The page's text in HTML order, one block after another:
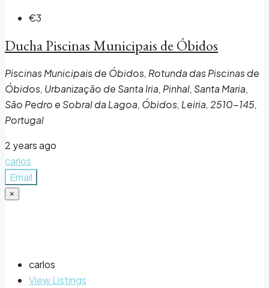
€3
Ducha Piscinas Municipais de Óbidos
Piscinas Municipais de Óbidos, Rotunda das Piscinas de
Óbidos, Urbanização de Santa Iria, Pinhal, Santa Maria,
São Pedro e Sobral da Lagoa, Óbidos, Leiria, 2510-145,
Portugal
2 years ago
carlos
Email
×
carlos
View Listings